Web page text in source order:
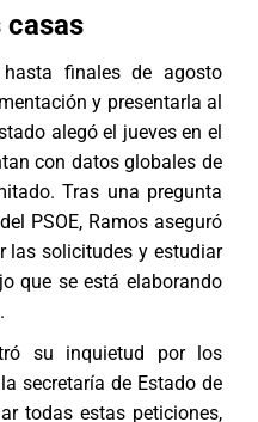
casas
finales de agosto
y presentarla al
alegó el jueves en el
con datos globales de
Tras una pregunta
PSOE, Ramos aseguró
las solicitudes y estudiar
que se está elaborando
su inquietud por los
secretaría de Estado de
todas estas peticiones,